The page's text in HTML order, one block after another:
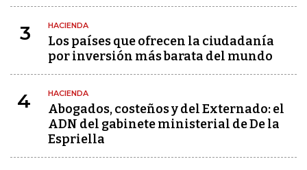
3 HACIENDA
Los países que ofrecen la ciudadanía
por inversión más barata del mundo
4 HACIENDA
Abogados, costeños y del Externado: el
ADN del gabinete ministerial de De la
Espriella